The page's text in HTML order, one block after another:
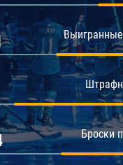
Броски